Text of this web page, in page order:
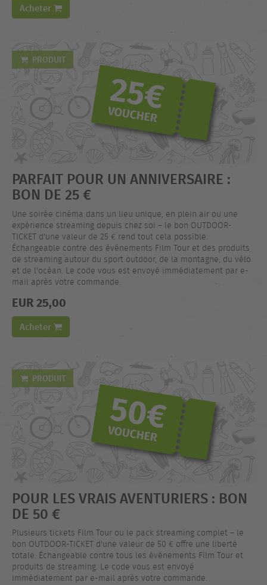
Acheter
PRODUIT
PARFAIT POUR UN ANNIVERSAIRE :
BON DE 25 €
Une soirée cinéma dans un lieu unique, en plein air ou une
expérience streaming depuis chez soi – le bon OUTDOOR-
TICKET d'une valeur de 25 € rend tout cela possible.
Échangeable contre des événements Film Tour et des produits
de streaming autour du sport outdoor, de la montagne, du vélo
et de l'océan. Le code vous est envoyé immédiatement par e-
mail après votre commande.
EUR 25,00
Acheter
PRODUIT
POUR LES VRAIS AVENTURIERS : BON
DE 50 €
Plusieurs tickets Film Tour ou le pack streaming complet – le
bon OUTDOOR-TICKET d'une valeur de 50 € offre une liberté
totale. Échangeable contre tous les événements Film Tour et
produits de streaming. Le code vous est envoyé
immédiatement par e-mail après votre commande.